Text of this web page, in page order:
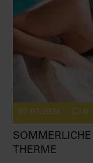
01.07.2026 0
THERME